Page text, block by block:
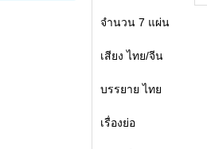
จำนวน 7 แผ่น
เสียง ไทย/จีน
บรรยาย ไทย
เรื่องย่อ